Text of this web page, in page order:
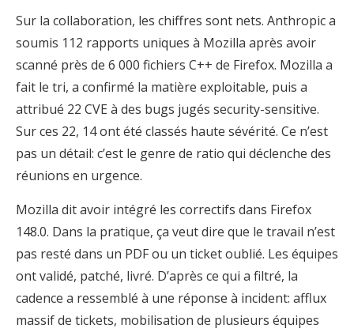
Sur la collaboration, les chiffres sont nets. Anthropic a
soumis 112 rapports uniques à Mozilla après avoir
scanné près de 6 000 fichiers C++ de Firefox. Mozilla a
fait le tri, a confirmé la matière exploitable, puis a
attribué 22 CVE à des bugs jugés security-sensitive.
Sur ces 22, 14 ont été classés haute sévérité. Ce n’est
pas un détail: c’est le genre de ratio qui déclenche des
réunions en urgence.
Mozilla dit avoir intégré les correctifs dans Firefox
148.0. Dans la pratique, ça veut dire que le travail n’est
pas resté dans un PDF ou un ticket oublié. Les équipes
ont validé, patché, livré. D’après ce qui a filtré, la
cadence a ressemblé à une réponse à incident: afflux
massif de tickets, mobilisation de plusieurs équipes